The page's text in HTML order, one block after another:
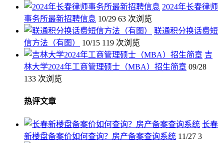
2024年长春律师
事务所最新招聘信息 10/29 63 次浏览
联通积分换话费短
信方法（有图）
10/15 119 次浏览
吉
林大学2024年工商管理硕士（MBA）招生简章 09/28
133 次浏览
热评文章
长春
新楼盘备案价如何查询？房产备案查询系统 11/27 3